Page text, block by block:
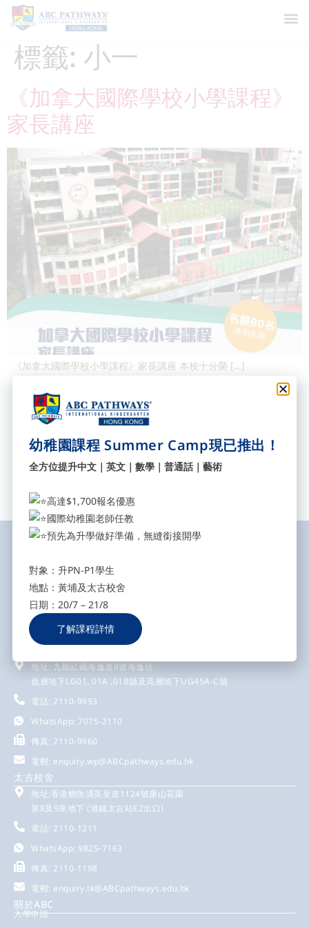
標籤: 小一
《加拿大國際學校小學課程》
家長講座
《加拿大國際學校小學課程》家長講座 本校十分榮 […]
訂閱我們獲取最新資訊
們，獲取最新校園消息。
Send
ABC Pathways Group成立於2002 年，致力於專業英語教育，讓香港及
海外學生提供優質及零壓力學習的教育環境。
地址: 九龍紅磡海逸道8號海逸坊
低層地下LG01, 01A ,01B舖及高層地下UG45A-C舖
電話: 2110-9993
WhatsApp: 7075-2110
傳真: 2110-9960
電郵: enquiry.wp@ABCpathways.edu.hk
太古校舍
地址:香港鰂魚涌英皇道1124號康山花園
第8及9座地下 (港鐵太古站E2出口)
電話: 2110-1211
WhatsApp: 9825-7163
傳真: 2110-1198
電郵: enquiry.tk@ABCpathways.edu.hk
關於ABC
入學申請
幼稚園課程 Summer Camp現已推出！
全方位提升中文｜英文｜數學｜普通話｜藝術
高達$1,700報名優惠
國際幼稚園老師任教
預先為升學做好準備，無縫銜接開學
對象：升PN-P1學生
地點：黃埔及太古校舍
日期：20/7 – 21/8
了解課程詳情